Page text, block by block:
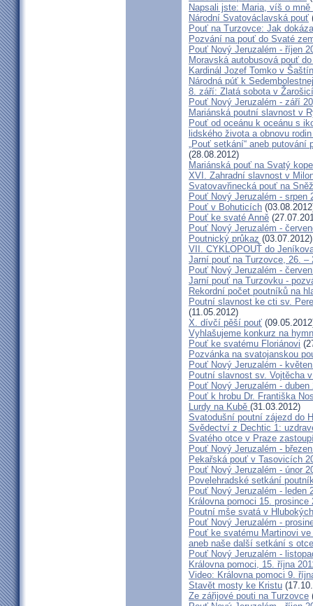
Napsali jste: Maria, víš o mně
Národní Svatováclavská pouť
Pouť na Turzovce: Jak
Pozvání na pouť do Svaté
Pouť Nový Jeruzalém - říjen
Moravská autobusová pouť
Kardinál Jozef Tomko v
Národná púť k
8. září: Zlatá sobota v
Pouť Nový Jeruzalém - září
Mariánská poutní slavnost v
Pouť od oceánu k oceánu s
lidského života a obnovu
„Pouť setkání“ aneb putování
(28.08.2012)
Mariánská pouť na Svatý
XVI. Zahradní slavnost v
Svatovavřinecká pouť na
Pouť Nový Jeruzalém - srpen
Pouť v Bohuticích
Pouť ke svaté Anně
Pouť Nový Jeruzalém -
Poutnický průkaz (03.07.2012)
VII. CYKLOPOUŤ do
Jarní pouť na Turzovce, 26. –
Pouť Nový Jeruzalém -
Jarní pouť na Turzovku -
Rekordní počet poutníků na
Poutní slavnost ke cti sv.
(11.05.2012)
X. dívčí pěší pouť
Vyhlašujeme konkurz na
Pouť ke svatému Floriánovi
Pozvánka na svatojanskou
Pouť Nový Jeruzalém -
Poutní slavnost sv. Vojtěcha
Pouť Nový Jeruzalém - duben
Pouť k hrobu Dr. Františka
Lurdy na Kubě (31.03.2012)
Svatodušní poutní zájezd do
Svědectví z Dechtic 1:
Svatého otce v Praze
Pouť Nový Jeruzalém -
Pekařská pouť v Tasovicích
Pouť Nový Jeruzalém - únor
Povelehradské setkání
Pouť Nový Jeruzalém - leden
Královna pomoci 15. prosince
Poutní mše svatá v
Pouť Nový Jeruzalém -
Pouť ke svatému Martinovi
aneb naše další setkání s
Pouť Nový Jeruzalém -
Královna pomoci, 15. října
Video: Královna pomoci 9.
Stavět mosty ke Kristu
Ze zářijové pouti na Turzovce